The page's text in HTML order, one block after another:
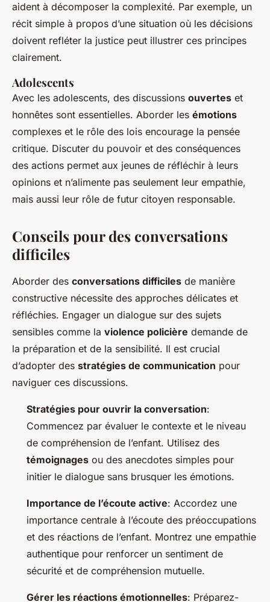
aident à décomposer la complexité. Par exemple, un
récit simple à propos d’une situation où les décisions
doivent refléter la justice peut illustrer ces principes
clairement.
Adolescents
Avec les adolescents, des discussions ouvertes et
honnêtes sont essentielles. Aborder les émotions
complexes et le rôle des lois encourage la pensée
critique. Discuter du pouvoir et des conséquences
des actions permet aux jeunes de réfléchir à leurs
opinions et n’alimente pas seulement leur empathie,
mais aussi leur rôle de futur citoyen responsable.
Conseils pour des conversations
difficiles
Aborder des conversations difficiles de manière
constructive nécessite des approches délicates et
réfléchies. Engager un dialogue sur des sujets
sensibles comme la violence policière demande de
la préparation et de la sensibilité. Il est crucial
d’adopter des stratégies de communication pour
naviguer ces discussions.
Stratégies pour ouvrir la conversation:
Commencez par évaluer le contexte et le niveau
de compréhension de l’enfant. Utilisez des
témoignages ou des anecdotes simples pour
initier le dialogue sans brusquer les émotions.
Importance de l’écoute active: Accordez une
importance centrale à l’écoute des préoccupations
et des réactions de l’enfant. Montrez une empathie
authentique pour renforcer un sentiment de
sécurité et de compréhension mutuelle.
Gérer les réactions émotionnelles: Préparez-